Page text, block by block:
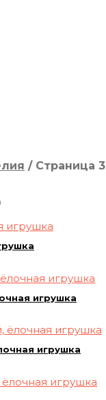
/Страница 3
игрушка
игрушка